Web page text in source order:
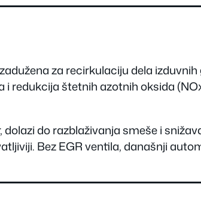
za recirkulaciju dela
redukcija štetnih azotnih oksida
do razblaživanja smeše i
Bez EGR ventila, današnji